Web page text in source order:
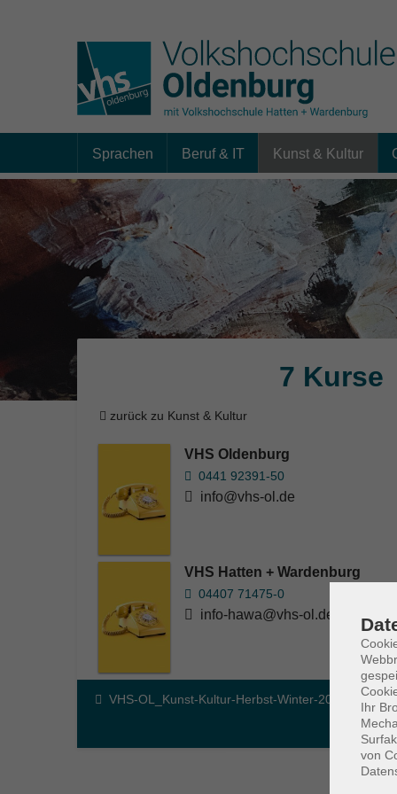
Skip to main content
Sprachen Beruf & IT Kunst & Kultur
7 Kurse
zurück zu Kunst & Kultur
VHS Oldenburg
0441 92391-50
info@vhs-ol.de
VHS Hatten + Wardenburg
04407 71475-0
info-hawa@vhs-ol.de
VHS-OL_Kunst-Kultur-Herbst-Winter-2026
Ihr
von